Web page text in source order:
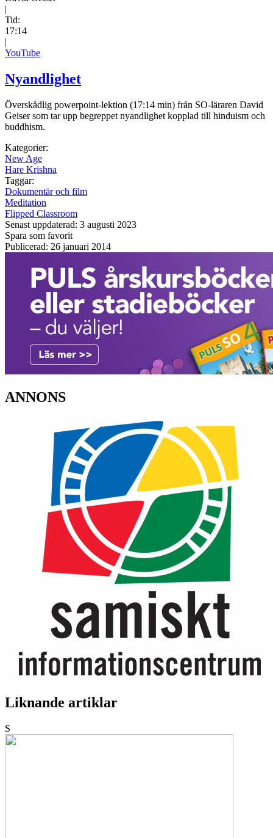
|
Tid:
17:14
|
YouTube
Nyandlighet
Överskådlig powerpoint-lektion (17:14 min) från SO-läraren David
Geiser som tar upp begreppet nyandlighet kopplad till hinduism och
buddhism.
Kategorier:
New Age
Hare Krishna
Taggar:
Dokumentär och film
Meditation
Flipped Classroom
Senast uppdaterad: 3 augusti 2023
Spara som favorit
Publicerad: 26 januari 2014
ANNONS
Liknande artiklar
S